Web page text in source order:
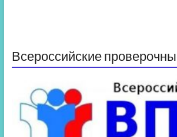
Всероссийские